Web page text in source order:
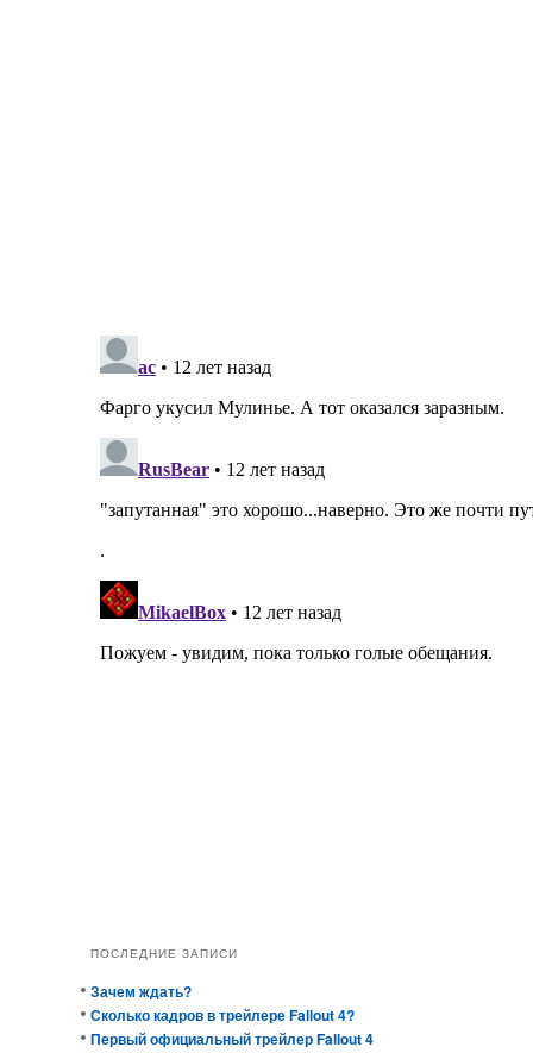
ПОСЛЕДНИЕ ЗАПИСИ
Зачем ждать?
Сколько кадров в трейлере Fallout 4?
Первый официальный трейлер Fallout 4